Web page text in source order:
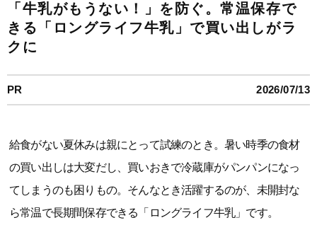
「牛乳がもうない！」を防ぐ。常温保存で
きる「ロングライフ牛乳」で買い出しがラ
クに
PR 2026/07/13
給食がない夏休みは親にとって試練のとき。暑い時季の食材
の買い出しは大変だし、買いおきで冷蔵庫がパンパンになっ
てしまうのも困りもの。そんなとき活躍するのが、未開封な
ら常温で長期間保存できる「ロングライフ牛乳」です。